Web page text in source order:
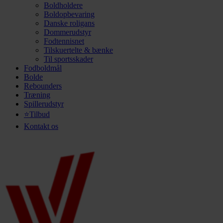
Boldholdere
Boldopbevaring
Danske roligans
Dommerudstyr
Fodtennisnet
Tilskuertelte & bænke
Til sportsskader
Fodboldmål
Bolde
Rebounders
Træning
Spillerudstyr
⭐Tilbud
Kontakt os